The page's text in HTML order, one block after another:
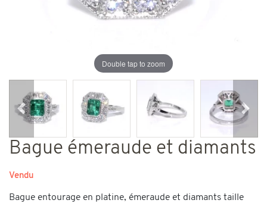
Double tap to zoom
Précédent
Bague émeraude et diamants
Vendu
Bague entourage en platine, émeraude et diamants taille